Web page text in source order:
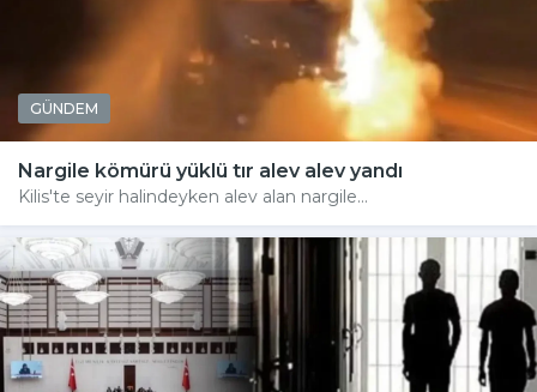
GÜNDEM
Nargile kömürü yüklü tır alev alev yandı
Kilis'te seyir halindeyken alev alan nargile...